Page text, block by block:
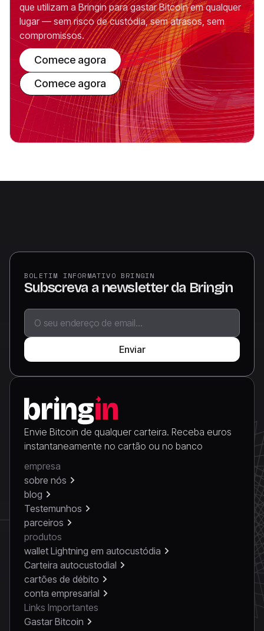
que utilizam a Bringin para gastar Bitcoin em qualquer
lugar — sem risco de custódia, sem atrasos, sem
compromissos.
Comece agora
Comece agora
BOLETIM INFORMATIVO BRINGIN
Subscreva a newsletter da Bringin
Envie Bitcoin de qualquer carteira. Receba euros
instantaneamente no cartão ou no banco
empresa
sobre nós
blog
Testemunhos
parceiros
produtos
wallet Lightning em autocustódia
Carteira autocustodial
cartões de débito
conta empresarial
Links Importantes
Gastar Bitcoin